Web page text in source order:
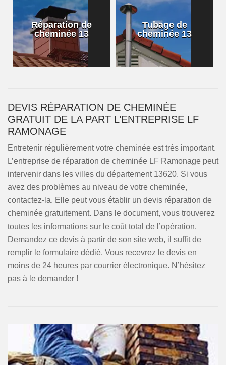
Réparation de
cheminée 13
Tubage de
cheminée 13
DEVIS RÉPARATION DE CHEMINÉE
GRATUIT DE LA PART L’ENTREPRISE LF
RAMONAGE
Entretenir régulièrement votre cheminée est très important.
L’entreprise de réparation de cheminée LF Ramonage peut
intervenir dans les villes du département 13620. Si vous
avez des problèmes au niveau de votre cheminée,
contactez-la. Elle peut vous établir un devis réparation de
cheminée gratuitement. Dans le document, vous trouverez
toutes les informations sur le coût total de l’opération.
Demandez ce devis à partir de son site web, il suffit de
remplir le formulaire dédié. Vous recevrez le devis en
moins de 24 heures par courrier électronique. N’hésitez
pas à le demander !